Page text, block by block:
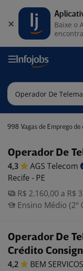
998 Vagas de Emprego
Operador De
4,3 AGS Telecom
Recife - PE
R$ 2.160,00 a R$
Ensino Médio (2º
Operador De
Crédito
4,2 BEM SERVICOS
Baixe o